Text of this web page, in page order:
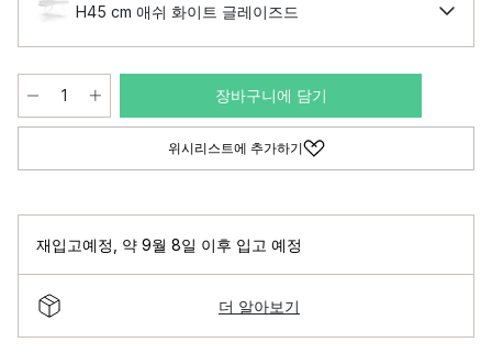
H45 cm 애쉬 화이트 글레이즈드
장바구니에 담기
위시리스트에 추가하기
재입고예정 약 9월 8일 이후 입고 예정
더 알아보기